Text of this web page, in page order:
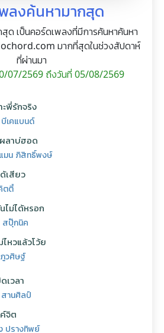
ลงค้นหามากสุด
ด เป็นคอร์ดเพลงที่มีการค้นหาค้นหา
มากที่สุดในช่วงสัปดาห์
ที่ผ่านมา
07/2569 ถึงวันที่ 05/08/2569
ะพี่รักจริง
เคแบนด์
ลาบ่ฮอด
มน ภิสิทธิ์พงษ์
เสียว
ตตี้
ไม่ได้หรอก
สปุ๊กนิค
ไหวแล้วโว้ย
วศิษฐ์
ดเวลา
านศิลป์
จิต
ปรางทิพย์